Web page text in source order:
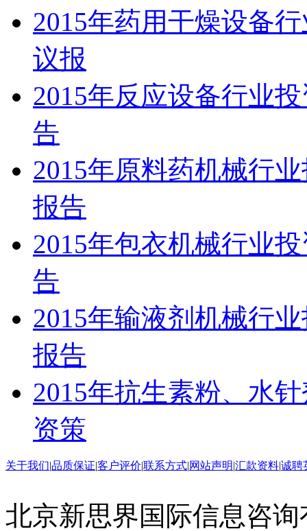
2015年药用干燥设备
议报
2015年反应设备行业
告
2015年原料药机械行
报告
2015年包衣机械行业
告
2015年输液剂机械行
报告
2015年抗生素粉、水
资策
关于我们|品质保证|客户评价|联系方式|网站声明|汇款资料|诚聘
北京新思界国际信息咨